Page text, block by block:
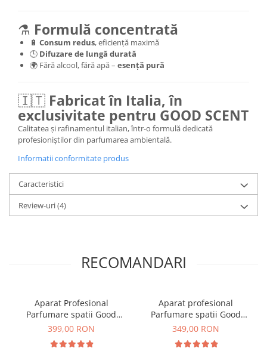
⚗️ Formulă concentrată
🔋 Consum redus, eficiență maximă
🕒 Difuzare de lungă durată
🌍 Fără alcool, fără apă – esență pură
🇮🇹 Fabricat în Italia, în
exclusivitate pentru GOOD SCENT
Calitatea și rafinamentul italian, într-o formulă dedicată
profesioniștilor din parfumarea ambientală.
Informatii conformitate produs
Caracteristici
Review-uri(4)
RECOMANDARI
Aparat Profesional
Parfumare spatii Good
Scent GS 400, culoare alba
399,00 RON
Aparat profesional
Parfumare spatii Good
Scent GS 100, culoare alb si
349,00 RON